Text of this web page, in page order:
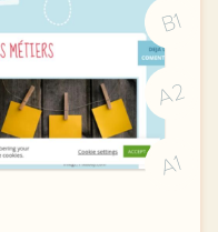
B1
A2
A1